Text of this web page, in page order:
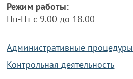
Режим работы:
Пн-Пт с 9.00 до 18.00
Административные процедуры
Контрольная деятельность